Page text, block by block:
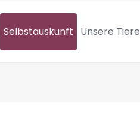
Selbstauskunft Unsere Tiere